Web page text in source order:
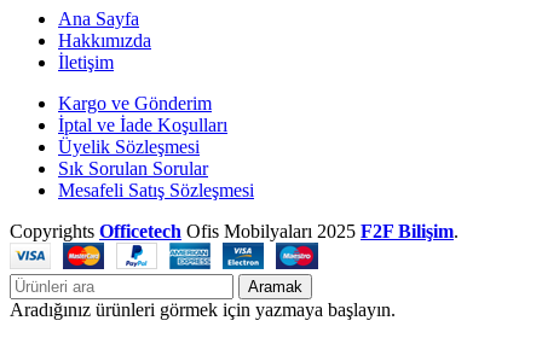
Ana Sayfa
Hakkımızda
İletişim
Kargo ve Gönderim
İptal ve İade Koşulları
Üyelik Sözleşmesi
Sık Sorulan Sorular
Mesafeli Satış Sözleşmesi
Copyrights Officetech Ofis Mobilyaları 2025 F2F Bilişim.
Aramak
Aradığınız ürünleri görmek için yazmaya başlayın.